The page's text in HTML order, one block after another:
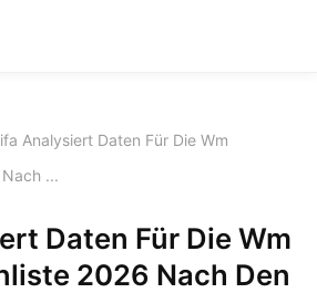
Analysiert Daten Für Die Wm
...
Daten Für Die Wm
2026 Nach Den